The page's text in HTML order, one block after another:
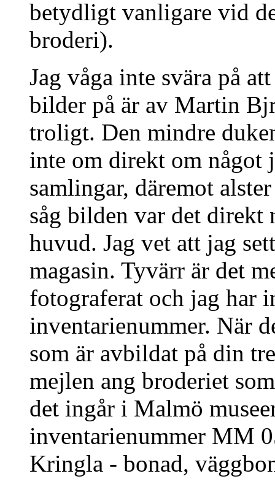
betydligt vanligare vid
broderi).
Jag våga inte svära på
bilder på är av Martin
troligt. Den mindre
inte om direkt om något
samlingar, däremot
såg bilden var det direkt
huvud. Jag vet att jag
magasin. Tyvärr är det
fotograferat och jag har
inventarienummer. När
som är avbildat på din
mejlen ang broderiet
det ingår i Malmö
inventarienummer MM
Kringla - bonad,